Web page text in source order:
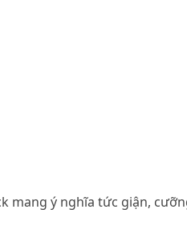
mang ý nghĩa tức giận,